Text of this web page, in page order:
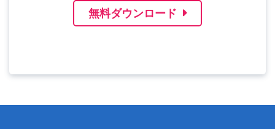
無料ダウンロード